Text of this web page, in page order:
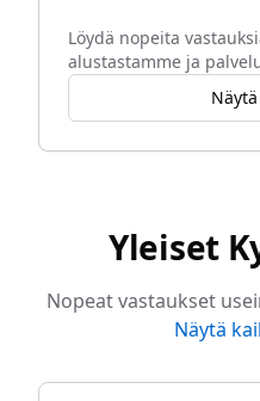
Löydä nopeita
alustastamme ja
Näytä
Yleiset
Nopeat vastaukset
Näytä